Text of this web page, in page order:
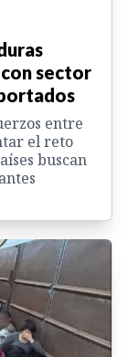
sector
entre
el reto
buscan